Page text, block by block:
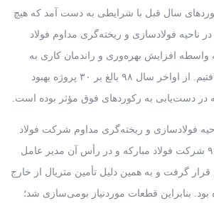
سال قبل با شرایطی به دست آمد که هیچ
ناحیه فولادسازی و ریخته‌گری مداوم فولاد
واسطه افزایش بهره‌وری و راندمان کاری به
رکوردهای فوق دست یافتیم. از اواخر سال ۹۸ بالغ بر ۳۰ پروژه بهبود
در دست‌یابی به رکوردهای فوق مؤثر بوده است.
فولادسازی و ریخته‌گری مداوم شرکت فولاد
مبارکه گفت: در سال ۹۹ شرکت فولاد مبارکه و در رأس آن مدیر عامل
گرفت و به همین دلیل تأمین متریال از خارج
بود. بنابراین قطعات موردنیاز بومی‌سازی شد؛